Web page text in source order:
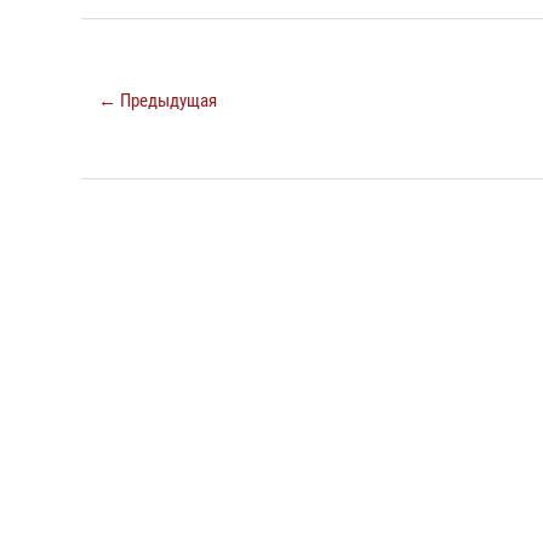
← Предыдущая